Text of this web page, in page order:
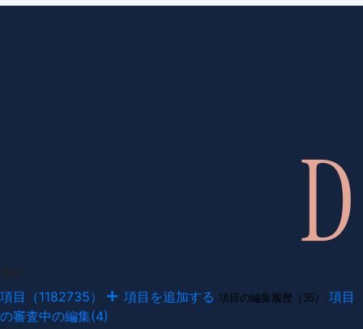
項目（1182735） 項目を追加する 項目の編集履歴（35）
項目
の審査中の編集(4)